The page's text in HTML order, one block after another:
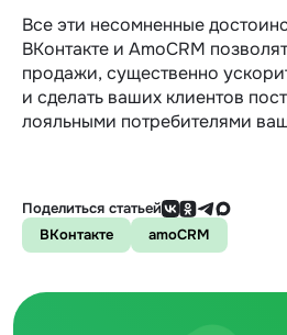
Все эти несомненные
ВКонтакте и AmoCRM
продажи, существенно
и сделать ваших клиентов
лояльными потребителями
Поделиться статьей
ВКонтакте
amoCRM